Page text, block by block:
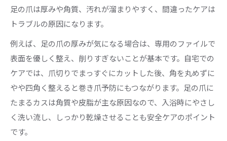
足の爪は厚みや角質、汚れが溜まりやすく、間違ったケアは
トラブルの原因になります。
例えば、足の爪の厚みが気になる場合は、専用のファイルで
表面を優しく整え、削りすぎないことが基本です。自宅での
ケアでは、爪切りでまっすぐにカットした後、角を丸めずに
やや四角く整えると巻き爪予防にもつながります。足の爪に
たまるカスは角質や皮脂が主な原因なので、入浴時にやさし
く洗い流し、しっかり乾燥させることも安全ケアのポイント
です。